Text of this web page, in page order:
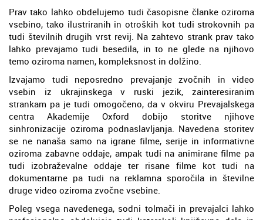
Prav tako lahko obdelujemo tudi časopisne članke oziroma
vsebino, tako ilustriranih in otroških kot tudi strokovnih pa
tudi številnih drugih vrst revij. Na zahtevo strank prav tako
lahko prevajamo tudi besedila, in to ne glede na njihovo
temo oziroma namen, kompleksnost in dolžino.
Izvajamo tudi neposredno prevajanje zvočnih in video
vsebin iz ukrajinskega v ruski jezik, zainteresiranim
strankam pa je tudi omogočeno, da v okviru Prevajalskega
centra Akademije Oxford dobijo storitve njihove
sinhronizacije oziroma podnaslavljanja. Navedena storitev
se ne nanaša samo na igrane filme, serije in informativne
oziroma zabavne oddaje, ampak tudi na animirane filme pa
tudi izobraževalne oddaje ter risane filme kot tudi na
dokumentarne pa tudi na reklamna sporočila in številne
druge video oziroma zvočne vsebine.
Poleg vsega navedenega, sodni tolmači in prevajalci lahko